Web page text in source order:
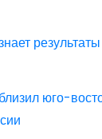
юго-